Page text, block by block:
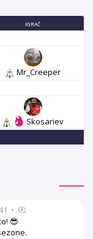
IGRAČ
Mr_Creeper
Skosariev
•
😎